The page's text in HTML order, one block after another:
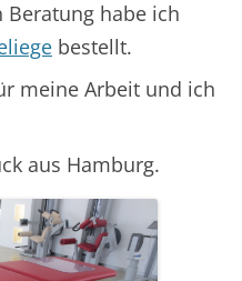
habe ich
bestellt.
meine Arbeit und ich
aus Hamburg.